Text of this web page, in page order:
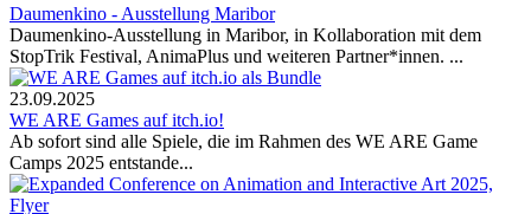
Daumenkino - Ausstellung Maribor
Daumenkino-Ausstellung in Maribor, in Kollaboration mit dem
StopTrik Festival, AnimaPlus und weiteren Partner*innen. ...
23.09.2025
WE ARE Games auf itch.io!
Ab sofort sind alle Spiele, die im Rahmen des WE ARE Game
Camps 2025 entstande...